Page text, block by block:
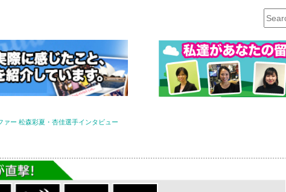
ァー 松森彩夏・杏佳選手インタビュー